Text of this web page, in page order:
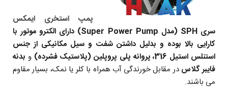
پمپ استخری ایمکس
سری SPH (مدل Super Power Pump) دارای الکترو موتور با
کارایی بالا بوده و بدلیل داشتن شفت و سیل مکانیکی از جنس
استنلس استیل 316،
پروانه پلی پروپلین (پلاستیک فشرده) و بدنه
فایبر گلاس در مقابل خورندگی آب همراه با کلر یا نمک، بسیار مقاوم
می باشند.